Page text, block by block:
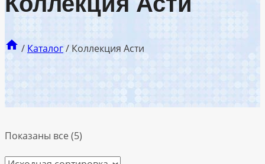
/ Каталог/ Коллекция Асти
Показаны все (5)